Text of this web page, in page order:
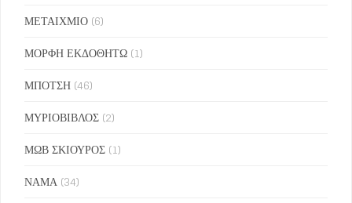
ΜΕΤΑΙΧΜΙΟ (6)
ΜΟΡΦΗ ΕΚΔΟΘΗΤΩ (1)
ΜΠΟΤΣΗ (46)
ΜΥΡΙΟΒΙΒΛΟΣ (2)
ΜΩΒ ΣΚΙΟΥΡΟΣ (1)
ΝΑΜΑ (34)